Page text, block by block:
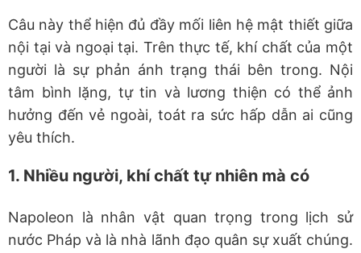
Câu này thể hiện đủ đầy mối liên hệ mật thiết giữa
nội tại và ngoại tại. Trên thực tế, khí chất của một
người là sự phản ánh trạng thái bên trong. Nội
tâm bình lặng, tự tin và lương thiện có thể ảnh
hưởng đến vẻ ngoài, toát ra sức hấp dẫn ai cũng
yêu thích.
1. Nhiều người, khí chất tự nhiên mà có
Napoleon là nhân vật quan trọng trong lịch sử
nước Pháp và là nhà lãnh đạo quân sự xuất chúng.